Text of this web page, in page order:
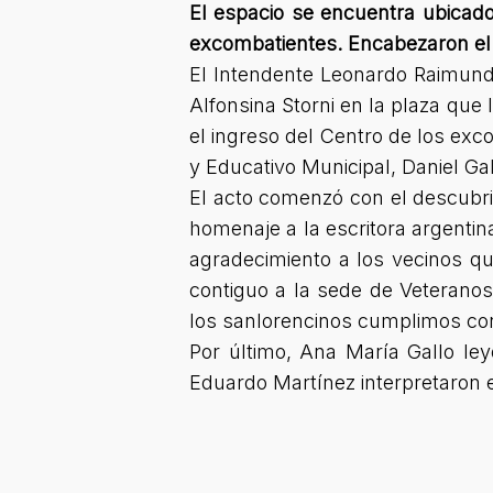
El espacio se encuentra
excombatientes. Encabezaron
El Intendente Leonardo
Alfonsina Storni en la plaza
el ingreso del Centro de los
y Educativo Municipal, Daniel
El acto comenzó con el
homenaje a la escritora
agradecimiento a los vecinos
contiguo a la sede de
los sanlorencinos cumplimos
Por último, Ana María Gallo
Eduardo Martínez interpretaron